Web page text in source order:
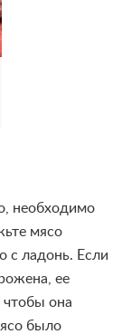
необходимо
мясо
с ладонь. Если
ее
чтобы она
было